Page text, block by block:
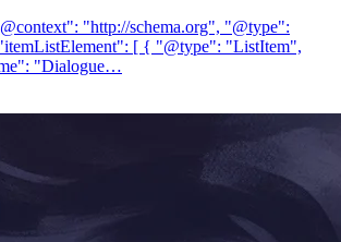
"http://schema.org", "@type":
[ { "@type": "ListItem",
"Dialogue…